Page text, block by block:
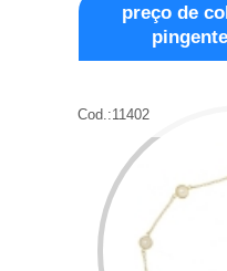
preço de
Cod.:11402